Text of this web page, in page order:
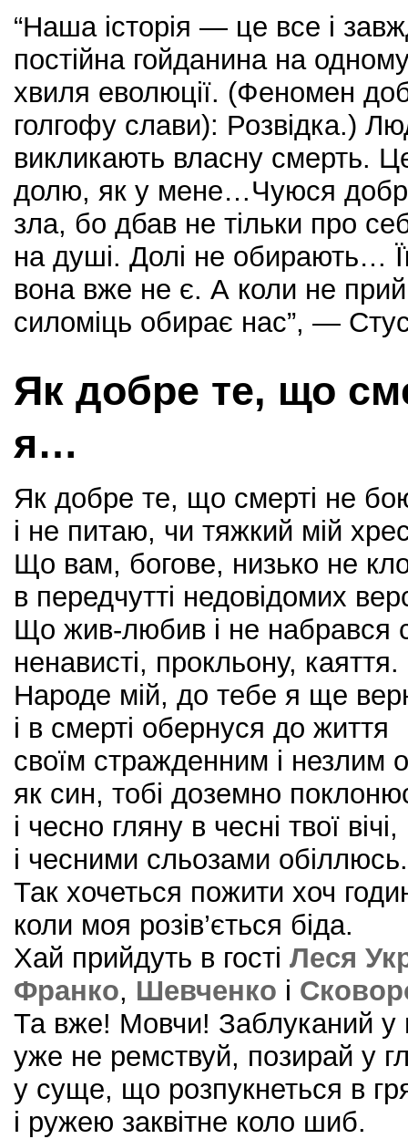
“Наша історія — це все і
постійна гойданина на
хвиля еволюції. (Феномен
голгофу слави): Розвідка.)
викликають власну смерть.
долю, як у мене…Чуюся
зла, бо дбав не тільки про
на душі. Долі не обирають…
вона вже не є. А коли не
силоміць обирає нас”, —
Як добре те, що
я…
Як добре те, що смерті не
і не питаю, чи тяжкий мій
Що вам, богове, низько не
в передчутті недовідомих
Що жив-любив і не набрався
ненависті, прокльону, каяття.
Народе мій, до тебе я ще
і в смерті обернуся до життя
своїм стражденним і незлим
як син, тобі доземно
і чесно гляну в чесні твої вічі,
і чесними сльозами обіллюсь.
Так хочеться пожити хоч
коли моя розів’ється біда.
Хай прийдуть в гості Леся
Франко, Шевченко і
Та вже! Мовчи! Заблуканий у
уже не ремствуй, позирай у
у суще, що розпукнеться в
і ружею заквітне коло шиб.